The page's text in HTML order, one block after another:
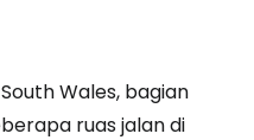
Wales, bagian
ruas jalan di